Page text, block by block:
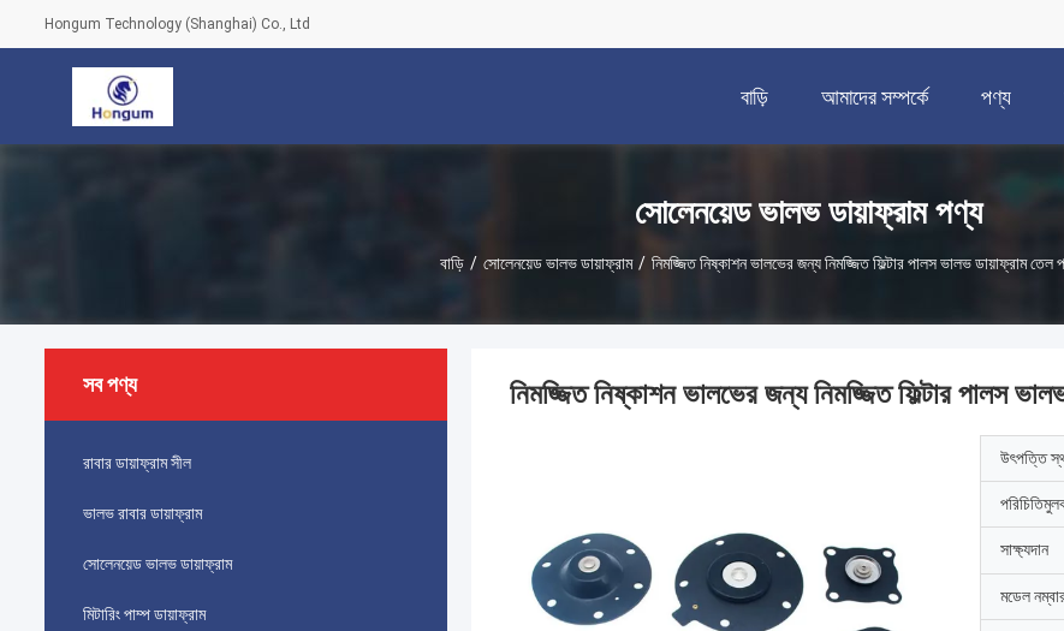
Hongum Technology (Shanghai) Co., Ltd
বাড়ি আমাদের সম্পর্কে পণ্য
সোলেনয়েড ভালভ ডায়াফ্রাম পণ্য
বাড়ি / সোলেনয়েড ভালভ ডায়াফ্রাম / নিমজ্জিত নিষ্কাশন ভালভের জন্য নিমজ্জিত ফিল্টার পালস ভালভ ডায়াফ্রাম তেল
সব পণ্য
রাবার ডায়াফ্রাম সীল
ভালভ রাবার ডায়াফ্রাম
সোলেনয়েড ভালভ ডায়াফ্রাম
মিটারিং পাম্প ডায়াফ্রাম
নিমজ্জিত নিষ্কাশন ভালভের জন্য নিমজ্জিত ফিল্টার পালস
উৎপত্তি
সাক্ষ্যদান
মডেল